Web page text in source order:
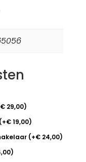
€29,00)
(+€19,00)
(+€24,00)
)